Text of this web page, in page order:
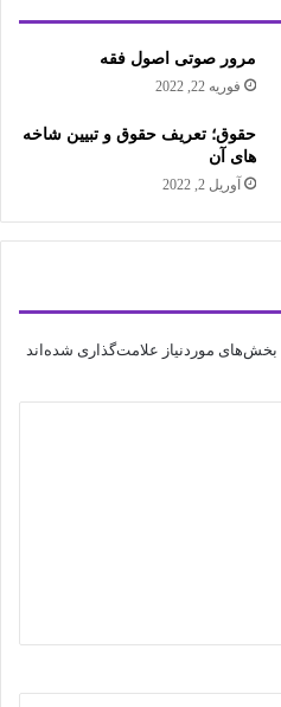
مرور صوتی اصول فقه
فوریه 22, 2022
حقوق؛ تعریف حقوق و تبیین شاخه
های آن
آوریل 2, 2022
بخش‌های موردنیاز علامت‌گذاری شده‌اند